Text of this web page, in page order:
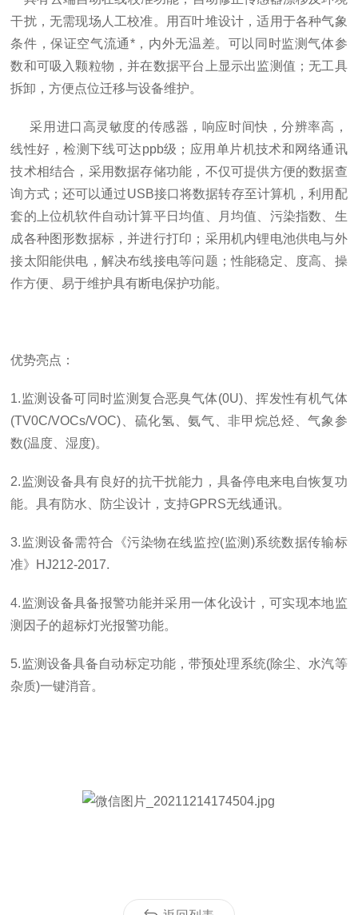
干扰，无需现场人工校准。用百叶堆设计，适用于各种气象
条件，保证空气流通*，内外无温差。可以同时监测气体参
数和可吸入颗粒物，并在数据平台上显示出监测值；无工具
拆卸，方便点位迁移与设备维护。
采用进口高灵敏度的传感器，响应时间快，分辨率高，
线性好，检测下线可达ppb级；应用单片机技术和网络通讯
技术相结合，采用数据存储功能，不仅可提供方便的数据查
询方式；还可以通过USB接口将数据转存至计算机，利用配
套的上位机软件自动计算平日均值、月均值、污染指数、生
成各种图形数据标，并进行打印；采用机内锂电池供电与外
接太阳能供电，解决布线接电等问题；性能稳定、度高、操
作方便、易于维护具有断电保护功能。
优势亮点：
1.监测设备可同时监测复合恶臭气体(0U)、挥发性有机气体
(TV0C/VOCs/VOC) 、硫化氢、氨气、非甲烷总烃、气象参
数(温度、湿度)。
2.监测设备具有良好的抗干扰能力，具备停电来电自恢复功
能。具有防水、防尘设计，支持GPRS无线通讯。
3.监测设备需符合《污染物在线监控(监测 )系统数据传输标
准》 HJ212-2017.
4.监测设备具备报警功能并采用一体化设计，可实现本地监
测因子的超标灯光报警功能。
5.监测设备具备自动标定功能，带预处理系统(除尘、水汽等
杂质)一键消音。